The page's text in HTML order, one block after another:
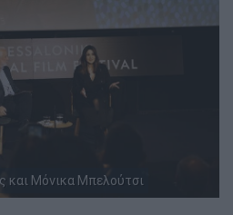
και Μόνικα Μπελούτσι